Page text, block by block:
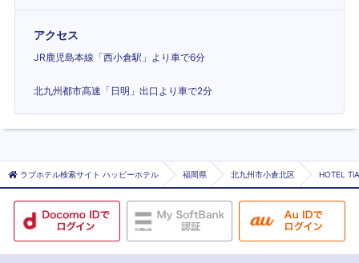
アクセス
JR鹿児島本線「西小倉駅」より車で6分
北九州都市高速「日明」出口より車で2分
ラブホテル検索サイト ハッピーホテル 福岡県 北九州市小倉北区 HOTEL